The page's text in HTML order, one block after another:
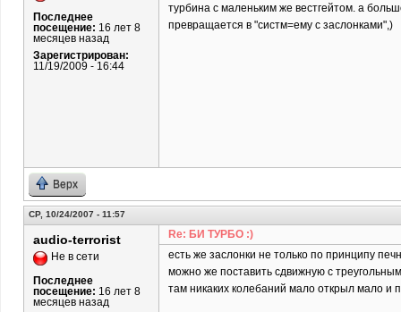
Последнее
посещение: 16 лет 8
месяцев назад
Зарегистрирован:
11/19/2009 - 16:44
турбина с маленьким же вестгейтом. а
превращается в "систм=ему с заслонками",)
Верх
СР, 10/24/2007 - 11:57
audio-terrorist
Не в сети
Последнее
посещение: 16 лет 8
месяцев назад
Re: БИ ТУРБО :)
есть же заслонки не только по принципу
можно же поставить сдвижную с
там никаких колебаний мало открыл мало и